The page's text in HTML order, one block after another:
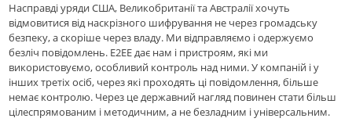
Насправді уряди США, Великобританії та Австралії хочуть
відмовитися від наскрізного шифрування не через громадську
безпеку, а скоріше через владу. Ми відправляємо і одержуємо
безліч повідомлень. E2EE дає нам і пристроям, які ми
використовуємо, особливий контроль над ними. У компаній і у
інших третіх осіб, через які проходять ці повідомлення, більше
немає контролю. Через це державний нагляд повинен стати більш
цілеспрямованим і методичним, а не безладним і універсальним.